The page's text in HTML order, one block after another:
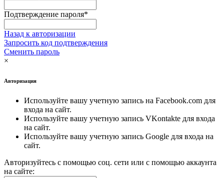
Подтверждение пароля*
Назад к авторизации
Запросить код подтверждения
Сменить пароль
×
Авторизация
Используйте вашу учетную запись на Facebook.com для
входа на сайт.
Используйте вашу учетную запись VKontakte для входа
на сайт.
Используйте вашу учетную запись Google для входа на
сайт.
Авторизуйтесь с помощью соц. сети или с помощью аккаунта
на сайте: